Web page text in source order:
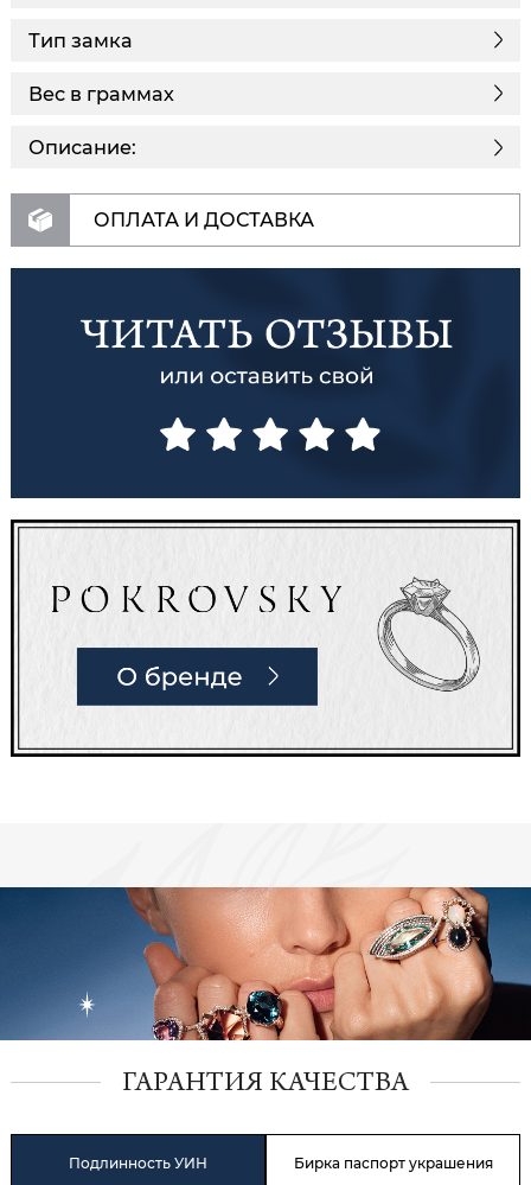
Тип замка
Описание:
Вес в граммах
ОПЛАТА И ДОСТАВКА
ГАРАНТИЯ КАЧЕСТВА
Подлинность УИН Бирка паспорт украшения